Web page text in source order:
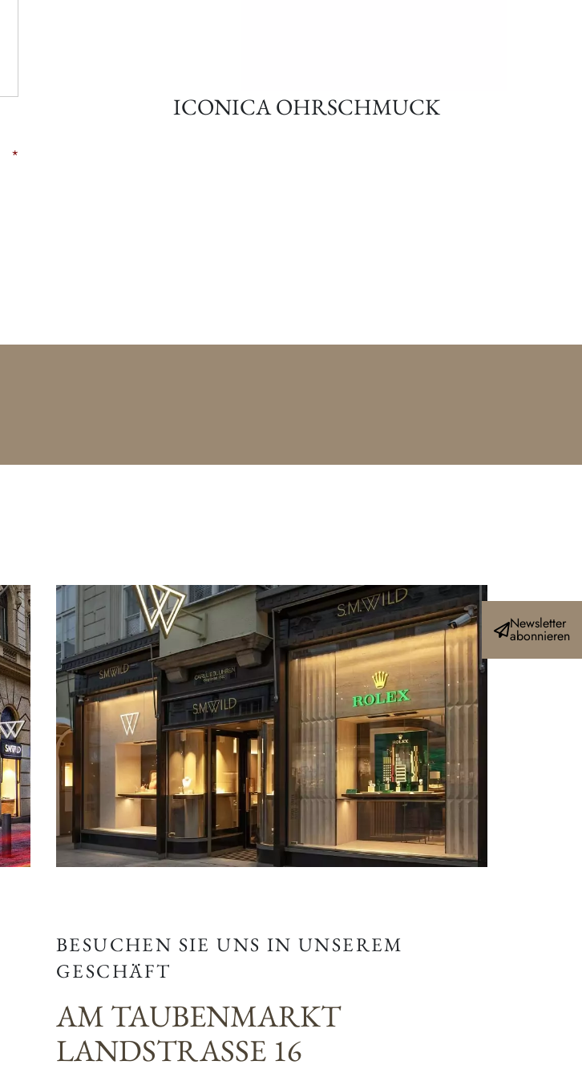
*
ICONICA OHRSCHMUCK
BESUCHEN SIE UNS IN UNSEREM
GESCHÄFT
AM TAUBENMARKT
LANDSTRASSE 16
Newsletter
abonnieren